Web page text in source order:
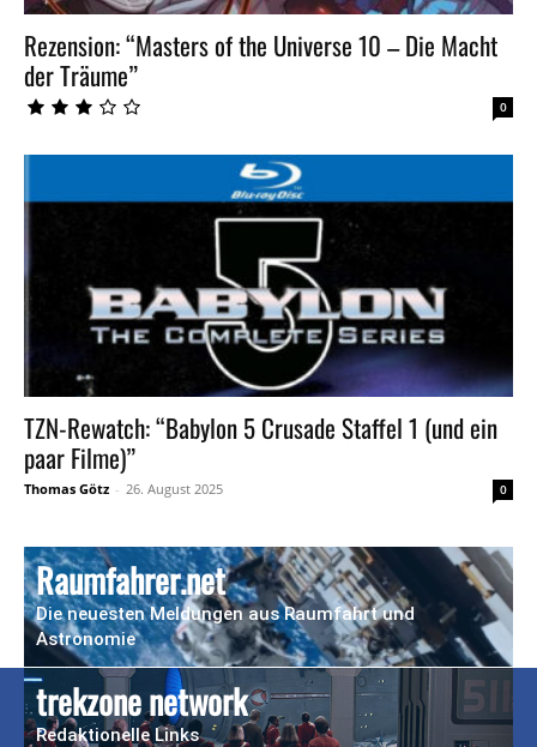
Rezension: “Masters of the Universe 10 – Die Macht
der Träume”
0
TZN-Rewatch: “Babylon 5 Crusade Staffel 1 (und ein
paar Filme)”
Thomas Götz - 26. August 2025 0
Raumfahrer.net
Die neuesten Meldungen aus Raumfahrt und
Astronomie
trekzone network
Redaktionelle Links